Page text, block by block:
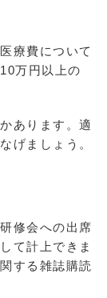
療費について
万円以上の
あります。適
げましょう。
修会への出席
て計上できま
する雑誌購読